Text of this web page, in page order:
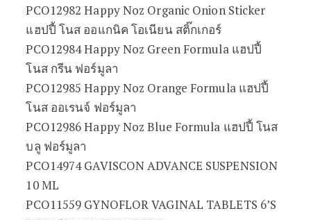
PCO12982 Happy Noz Organic Onion Sticker
แฮปปี้ โนส ออแกนิค โอเนียน สติ๊กเกอร์
PCO12984 Happy Noz Green Formula แฮปปี้
โนส กรีน ฟอร์มูลา
PCO12985 Happy Noz Orange Formula แฮปปี้
โนส ออเรนจ์ ฟอร์มูลา
PCO12986 Happy Noz Blue Formula แฮปปี้ โนส
บลู ฟอร์มูลา
PCO14974 GAVISCON ADVANCE SUSPENSION
10 ML
PCO11559 GYNOFLOR VAGINAL TABLETS 6’S